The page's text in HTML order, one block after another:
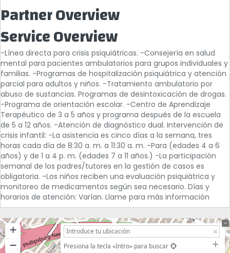
Partner Overview
Service Overview
-Línea directa para crisis psiquiátricas. -Consejería en salud
mental para pacientes ambulatorios para grupos individuales y
familias. -Programas de hospitalización psiquiátrica y atención
parcial para adultos y niños. -Tratamiento ambulatorio por
abuso de sustancias. Programas de desintoxicación de drogas.
-Programa de orientación escolar. -Centro de Aprendizaje
Terapéutico de 3 a 5 años y programa después de la escuela
de 5 a 12 años. -Atención de diagnóstico dual. Intervención de
crisis infantil: -La asistencia es cinco días a la semana, tres
horas cada día de 8:30 a. m. a 11:30 a. m. -Para (edades 4 a 6
años) y de 1 a 4 p. m. (edades 7 a 11 años.) -La participación
semanal de los padres/tutores en la gestión de casos es
obligatoria. -Los niños reciben una evaluación psiquiátrica y
monitoreo de medicamentos según sea necesario. Días y
horarios de atención: Varían. Llame para más información
+
−
Presiona la tecla «Intro» para buscar